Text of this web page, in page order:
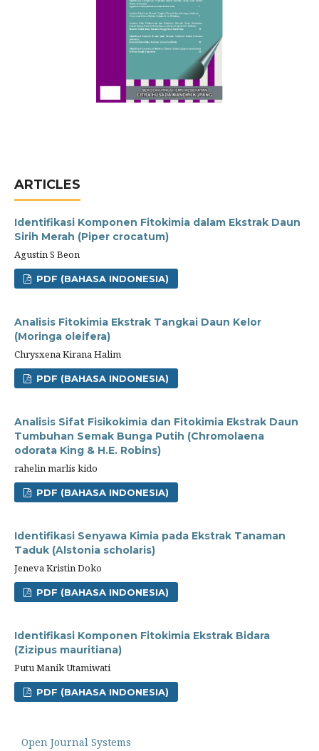
ARTICLES
Identifikasi Komponen Fitokimia dalam Ekstrak Daun
Sirih Merah (Piper crocatum)
Agustin S Beon
PDF (BAHASA INDONESIA)
Analisis Fitokimia Ekstrak Tangkai Daun Kelor
(Moringa oleifera)
Chrysxena Kirana Halim
PDF (BAHASA INDONESIA)
Analisis Sifat Fisikokimia dan Fitokimia Ekstrak Daun
Tumbuhan Semak Bunga Putih (Chromolaena
odorata King & H.E. Robins)
rahelin marlis kido
PDF (BAHASA INDONESIA)
Identifikasi Senyawa Kimia pada Ekstrak Tanaman
Taduk (Alstonia scholaris)
Jeneva Kristin Doko
PDF (BAHASA INDONESIA)
Identifikasi Komponen Fitokimia Ekstrak Bidara
(Zizipus mauritiana)
Putu Manik Utamiwati
PDF (BAHASA INDONESIA)
Open Journal Systems